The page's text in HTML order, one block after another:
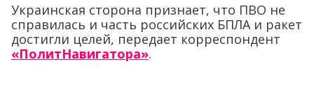
Украинская сторона признает, что ПВО не
справилась и часть российских БПЛА и ракет
достигли целей, передает корреспондент
«ПолитНавигатора».